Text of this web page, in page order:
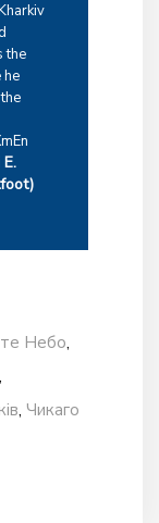
the
he
Небо,
,
, Чикаго